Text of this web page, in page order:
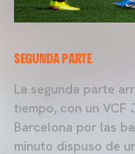
SEGUNDA PARTE
La segunda parte
tiempo, con un VCF
Barcelona por las
minuto dispuso de